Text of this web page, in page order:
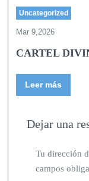
Uncategorized
Mar 9,2026
CARTEL
Leer más
Dejar una
Tu dirección
campos